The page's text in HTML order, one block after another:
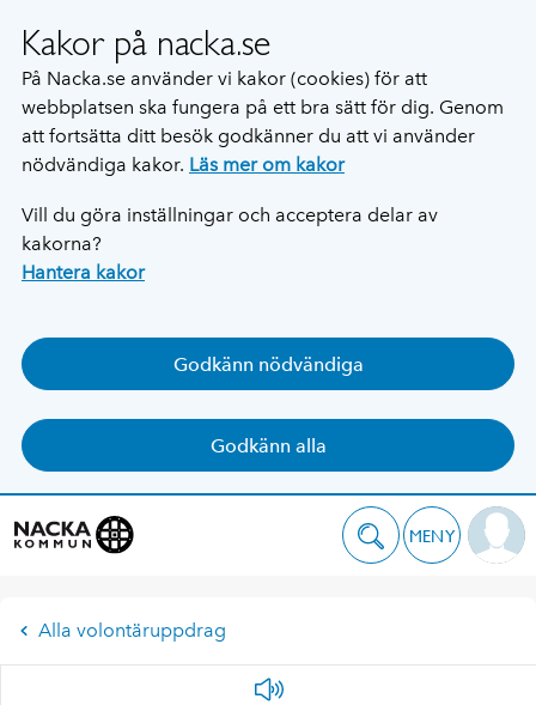
Kakor på nacka.se
På Nacka.se använder vi kakor (cookies) för att
webbplatsen ska fungera på ett bra sätt för dig. Genom
att fortsätta ditt besök godkänner du att vi använder
nödvändiga kakor. Läs mer om kakor
Vill du göra inställningar och acceptera delar av
kakorna?
Hantera kakor
Godkänn nödvändiga
Godkänn alla
MENY
Alla volontäruppdrag